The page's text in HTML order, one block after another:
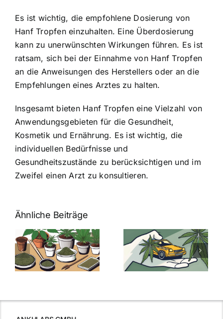
Es ist wichtig, die empfohlene Dosierung von
Hanf Tropfen einzuhalten. Eine Überdosierung
kann zu unerwünschten Wirkungen führen. Es ist
ratsam, sich bei der Einnahme von Hanf Tropfen
an die Anweisungen des Herstellers oder an die
Empfehlungen eines Arztes zu halten.
Insgesamt bieten Hanf Tropfen eine Vielzahl von
Anwendungsgebieten für die Gesundheit,
Kosmetik und Ernährung. Es ist wichtig, die
individuellen Bedürfnisse und
Gesundheitszustände zu berücksichtigen und im
Zweifel einen Arzt zu konsultieren.
Ähnliche Beiträge
Neue THC-
Grenzwert-
Regelung:
Was Sie über
Cannabis und
müssen
Cannabis
Samen
kaufen: Alles
was Sie